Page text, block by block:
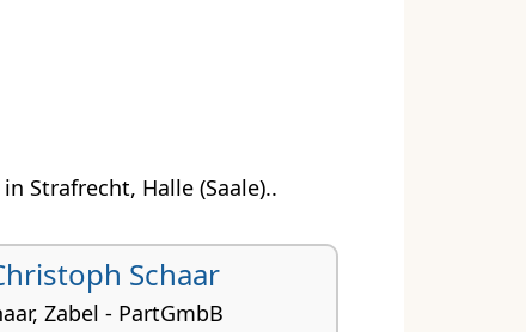
Strafrecht, Halle (Saale)..
Schaar
Zabel - PartGmbB